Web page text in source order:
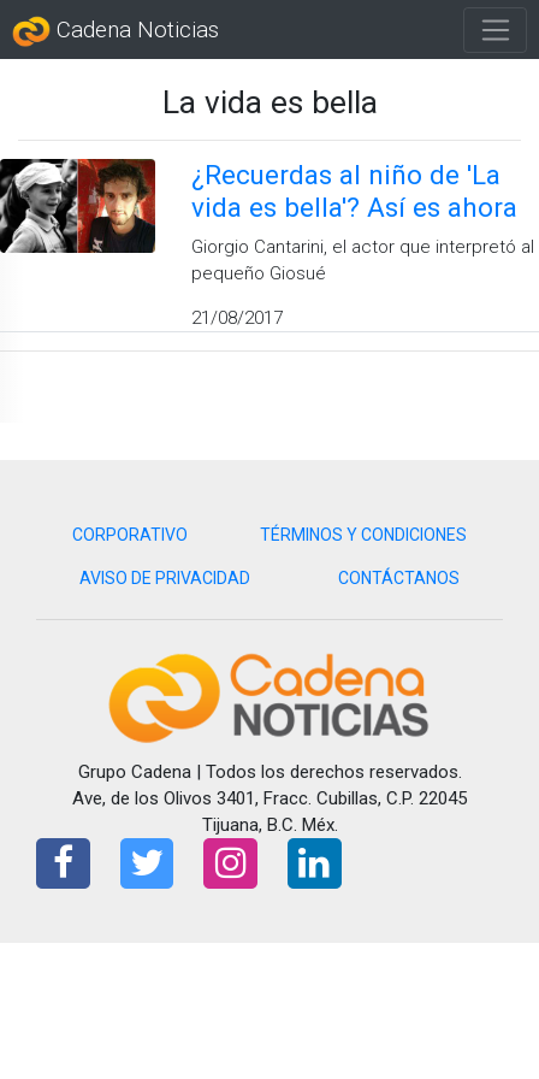
Cadena Noticias
La vida es bella
¿Recuerdas al niño de 'La
vida es bella'? Así es ahora
Giorgio Cantarini, el actor que interpretó al
pequeño Giosué
21/08/2017
CORPORATIVO TÉRMINOS Y CONDICIONES
AVISO DE PRIVACIDAD CONTÁCTANOS
Grupo Cadena | Todos los derechos reservados.
Ave, de los Olivos 3401, Fracc. Cubillas, C.P. 22045
Tijuana, B.C. Méx.